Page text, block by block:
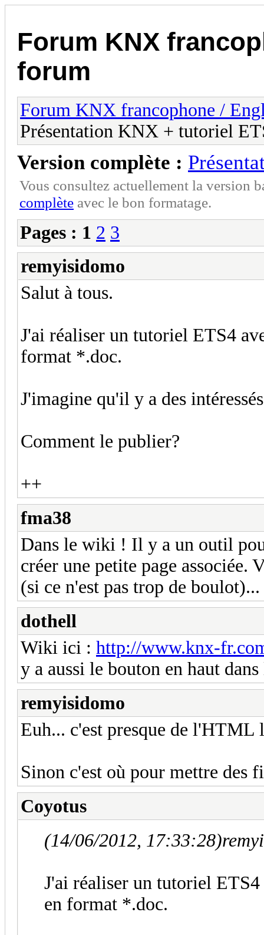
Forum KNX
forum
Forum KNX francophone /
Présentation KNX + tutoriel
Version complète :
Vous consultez actuellement la version
complète avec le bon formatage.
Pages : 1 2 3
remyisidomo
Salut à tous.
J'ai réaliser un tutoriel ETS4
format *.doc.
J'imagine qu'il y a des
Comment le publier?
++
fma38
Dans le wiki ! Il y a un outil
créer une petite page
(si ce n'est pas trop de boulot)...
dothell
Wiki ici : http://www.knx-
y a aussi le bouton en haut
remyisidomo
Euh... c'est presque de
Sinon c'est où pour mettre des
Coyotus
(14/06/2012, 17:33:28)
J'ai réaliser un tutoriel
en format *.doc.